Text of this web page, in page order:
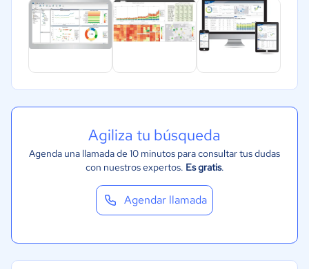
Agiliza tu búsqueda
Agenda una llamada de 10 minutos para consultar tus dudas
con nuestros expertos. Es gratis.
Agendar llamada